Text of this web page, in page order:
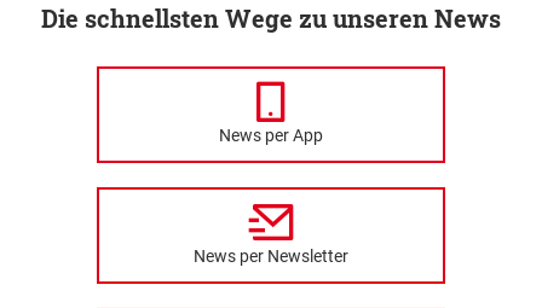
Die schnellsten Wege zu unseren News
News per App
News per Newsletter